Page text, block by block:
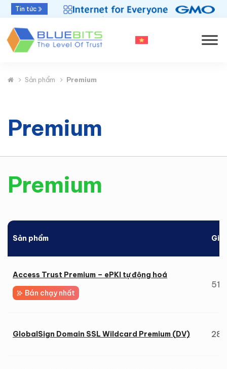
Tin tức
Bluebits được GlobalSign vinh danh “Top Sales
2025” khu vực APAC
Sản phẩm Premium
Premium
Premium
Sản phẩm Giá
Access Trust Premium – ePKI tự động hoá
Bán chạy nhất
GlobalSign Domain SSL Wildcard Premium (DV)